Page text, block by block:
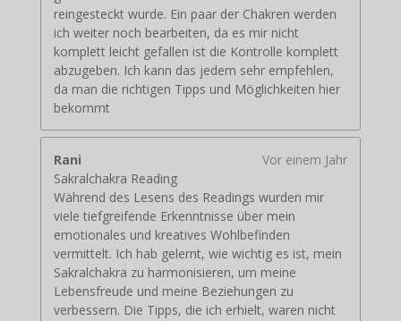
reingesteckt wurde. Ein paar der Chakren werden
ich weiter noch bearbeiten, da es mir nicht
komplett leicht gefallen ist die Kontrolle komplett
abzugeben. Ich kann das jedem sehr empfehlen,
da man die richtigen Tipps und Möglichkeiten hier
bekommt
Rani
Vor einem Jahr
Sakralchakra Reading
Während des Lesens des Readings wurden mir
viele tiefgreifende Erkenntnisse über mein
emotionales und kreatives Wohlbefinden
vermittelt. Ich hab gelernt, wie wichtig es ist, mein
Sakralchakra zu harmonisieren, um meine
Lebensfreude und meine Beziehungen zu
verbessern. Die Tipps, die ich erhielt, waren nicht